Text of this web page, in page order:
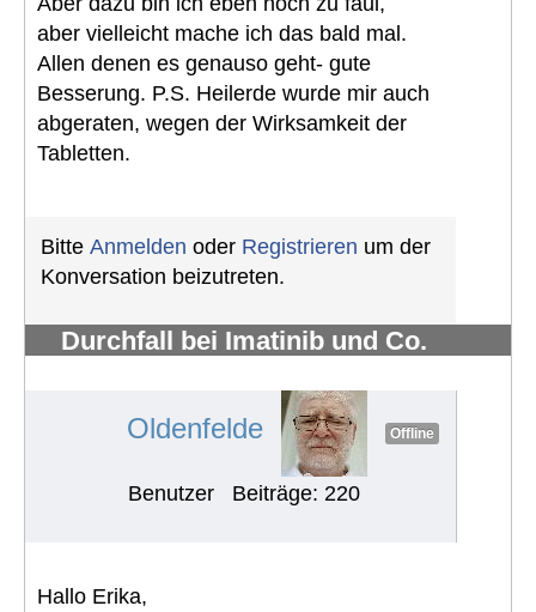
aber vielleicht mache ich das bald mal.
Allen denen es genauso geht- gute
Besserung. P.S. Heilerde wurde mir auch
abgeraten, wegen der Wirksamkeit der
Tabletten.
Bitte Anmelden oder Registrieren um der
Konversation beizutreten.
Durchfall bei Imatinib und Co.
Oldenfelde Offline
Benutzer Beiträge: 220
Hallo Erika,